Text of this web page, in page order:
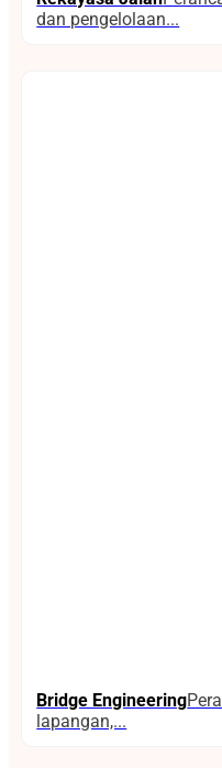
dan pengelolaan...
Bridge Engineering
lapangan,...